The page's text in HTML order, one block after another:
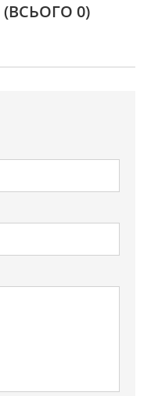
(ВСЬОГО 0)